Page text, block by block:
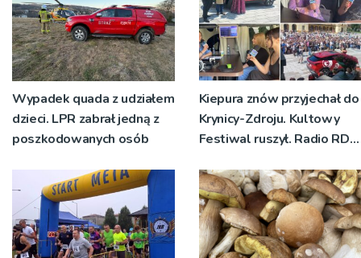
Wypadek quada z udziałem
dzieci. LPR zabrał jedną z
poszkodowanych osób
Kiepura znów przyjechał do
Krynicy-Zdroju. Kultowy
Festiwal ruszył. Radio RDN
żywo [ZDJĘCIA]